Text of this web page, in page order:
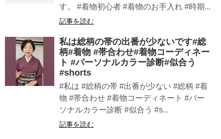
す。 #着物初心者 #着物のお手入れ #時期...
記事を読む
私は総柄の帯の出番が少ないです#総
柄#着物 #帯合わせ#着物コーディネー
ト #パーソナルカラー診断#似合う
#shorts
#私は #総柄の帯 #出番が少ない #総柄 #着
物 #帯合わせ #着物コーディネート #パー
ソナルカラー診断 #似合う #s...
記事を読む